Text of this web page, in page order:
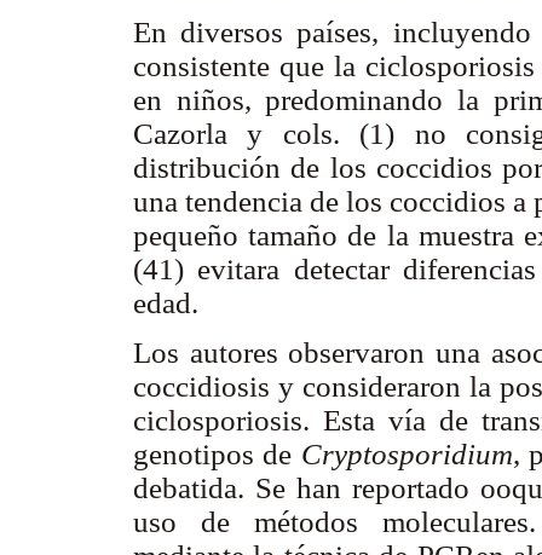
En diversos países,
consistente que la
en niños, predominando la
Cazorla y cols. (1) no
distribución de los coccidios
una tendencia de los coccidios
pequeño tamaño de la muestra
(41) evitara detectar
edad.
Los autores observaron una
coccidiosis y consideraron la
ciclosporiosis. Esta vía de
genotipos de Cryptosporidium,
debatida. Se han reportado
uso de métodos